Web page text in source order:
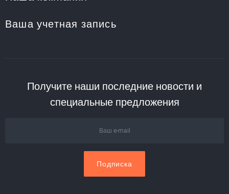
Ваша учетная запись
Получите наши последние новости и
специальные предложения